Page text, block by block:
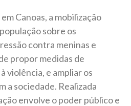
Canoas, a mobilização
sobre os
contra meninas e
propor medidas de
violência, e ampliar os
a sociedade. Realizada
envolve o poder público e